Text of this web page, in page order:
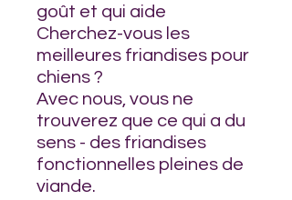
goût et qui aide
Cherchez-vous les
meilleures friandises pour
chiens ?
Avec nous, vous ne
trouverez que ce qui a du
sens - des friandises
fonctionnelles pleines de
viande.